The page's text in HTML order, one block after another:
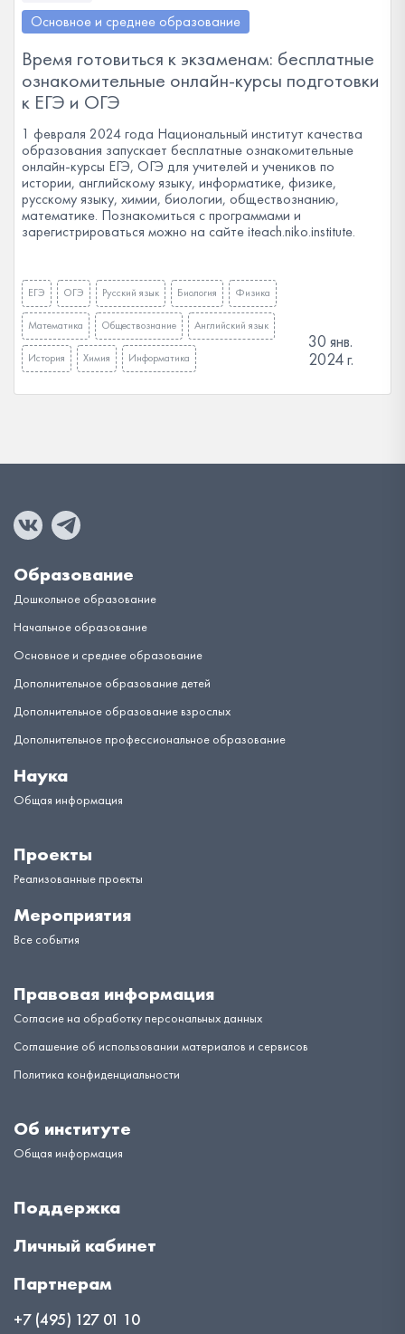
Основное и среднее образование
Время готовиться к экзаменам: бесплатные
ознакомительные онлайн-курсы подготовки
к ЕГЭ и ОГЭ
1 февраля 2024 года Национальный институт качества
образования запускает бесплатные ознакомительные
онлайн-курсы ЕГЭ, ОГЭ для учителей и учеников по
истории, английскому языку, информатике, физике,
русскому языку, химии, биологии, обществознанию,
математике. Познакомиться с программами и
зарегистрироваться можно на сайте iteach.niko.institute.
ЕГЭ ОГЭ Русский язык Биология Физика
Математика Обществознание Английский язык
История Химия Информатика
30 янв.
2024 г.
Образование
Дошкольное образование
Начальное образование
Основное и среднее образование
Дополнительное образование детей
Дополнительное образование взрослых
Дополнительное профессиональное образование
Наука
Общая информация
Проекты
Реализованные проекты
Мероприятия
Все события
Правовая информация
Согласие на обработку персональных данных
Соглашение об использовании материалов и сервисов
Политика конфиденциальности
Об институте
Общая информация
Поддержка
Личный кабинет
Партнерам
+7 (495) 127 01 10